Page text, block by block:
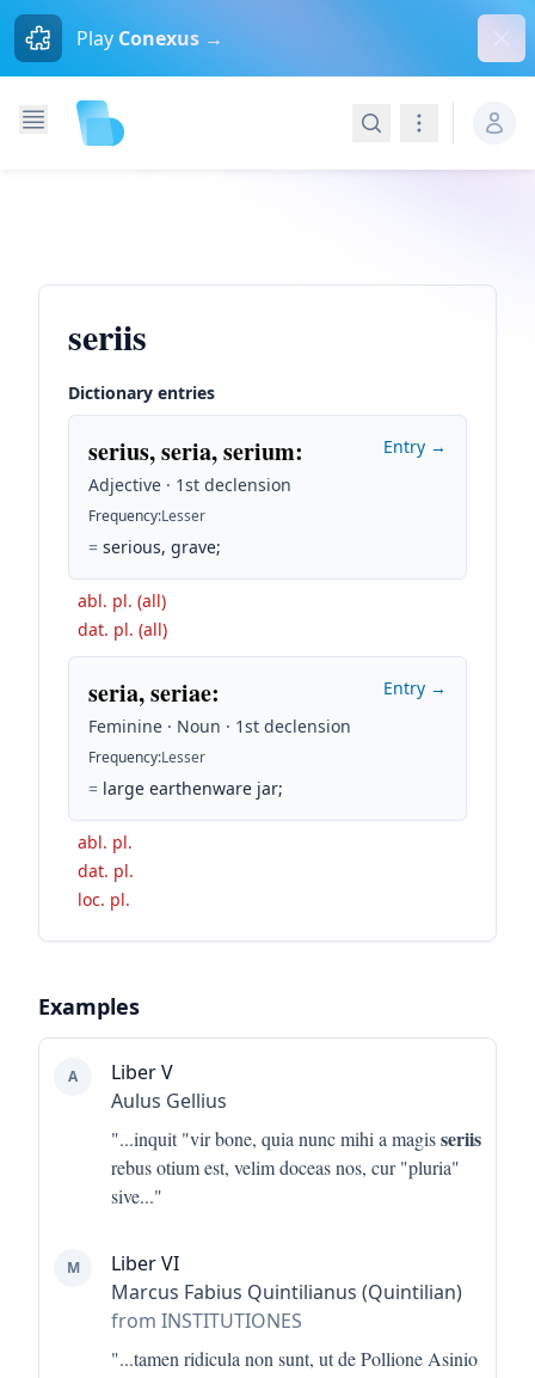
Play Conexus →
SearchNavigation
seriis
Dictionary entries
serius, seria, serium:
Adjective · 1st declension
Frequency:Lesser
= serious, grave;
Entry →
abl. pl. (all)
dat. pl. (all)
seria, seriae:
Feminine · Noun · 1st declension
Frequency:Lesser
= large earthenware jar;
Entry →
abl. pl.
dat. pl.
loc. pl.
Examples
A
Liber V
Aulus Gellius
"...inquit "vir bone, quia nunc mihi a magisseriis
rebus otium est, velim doceas nos, cur "pluria"
sive..."
M
Liber VI
Marcus Fabius Quintilianus (Quintilian)
from INSTITUTIONES
"...tamen ridicula non sunt, ut de Pollione Asinio